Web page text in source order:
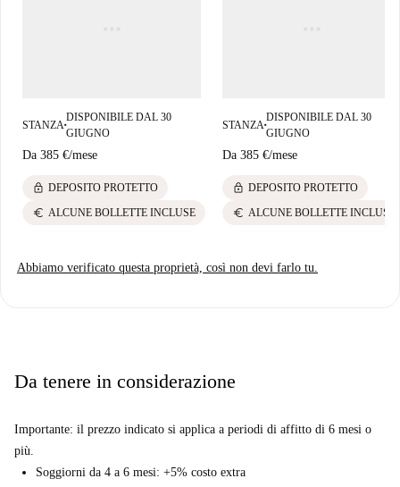
STANZA ■
DISPONIBILE DAL 30
GIUGNO
Da 385 €/mese
lock DEPOSITO PROTETTO
euro ALCUNE BOLLETTE INCLUSE
STANZA ■
DISPONIBILE DAL 30
GIUGNO
Da 385 €/mese
lock DEPOSITO PROTETTO
euro ALCUNE BOLLETTE INCLUSE
Abbiamo verificato questa proprietà, così non devi farlo tu.
Da tenere in considerazione
Importante: il prezzo indicato si applica a periodi di affitto di 6 mesi o
più.
Soggiorni da 4 a 6 mesi: +5% costo extra